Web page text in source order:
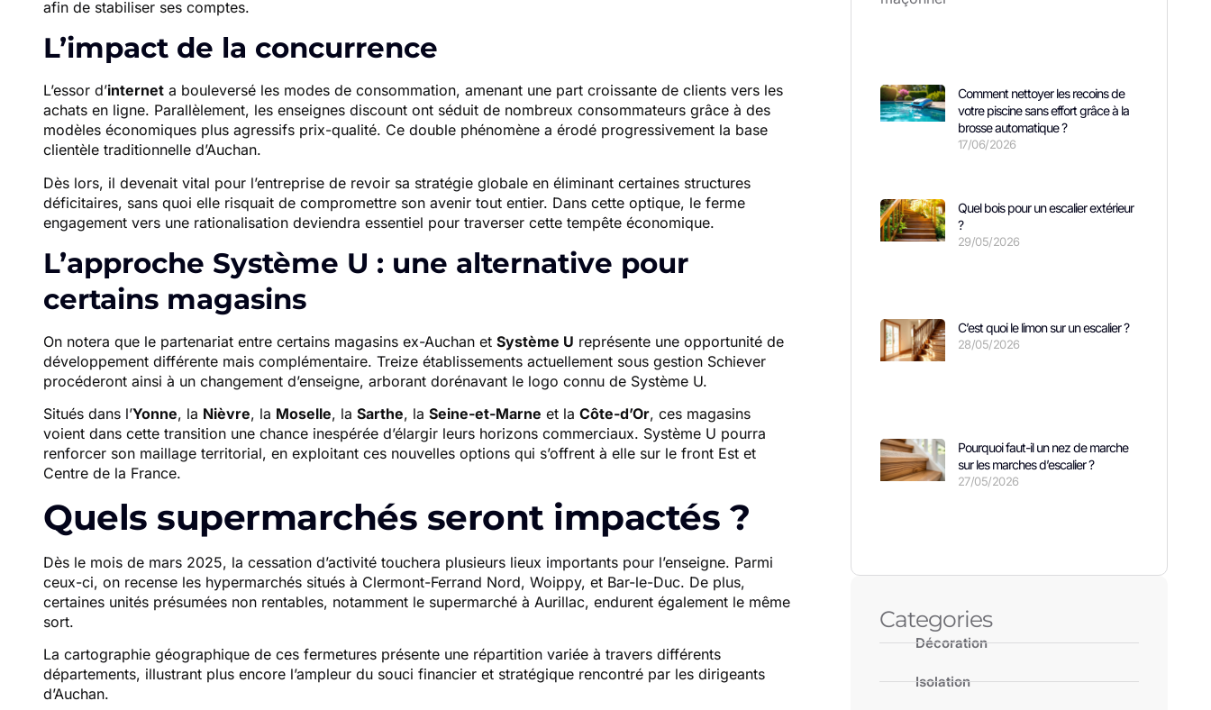
afin de stabiliser ses comptes.
L’impact de la concurrence
L’essor d’internet a bouleversé les modes de consommation, amenant une part croissante de clients vers les
achats en ligne. Parallèlement, les enseignes discount ont séduit de nombreux consommateurs grâce à des
modèles économiques plus agressifs prix-qualité. Ce double phénomène a érodé progressivement la base
clientèle traditionnelle d’Auchan.
Dès lors, il devenait vital pour l’entreprise de revoir sa stratégie globale en éliminant certaines structures
déficitaires, sans quoi elle risquait de compromettre son avenir tout entier. Dans cette optique, le ferme
engagement vers une rationalisation deviendra essentiel pour traverser cette tempête économique.
L’approche Système U : une alternative pour
certains magasins
On notera que le partenariat entre certains magasins ex-Auchan et Système U représente une opportunité de
développement différente mais complémentaire. Treize établissements actuellement sous gestion Schiever
procéderont ainsi à un changement d’enseigne, arborant dorénavant le logo connu de Système U.
Situés dans l’Yonne, la Nièvre, la Moselle, la Sarthe, la Seine-et-Marne et la Côte-d’Or, ces magasins
voient dans cette transition une chance inespérée d’élargir leurs horizons commerciaux. Système U pourra
renforcer son maillage territorial, en exploitant ces nouvelles options qui s’offrent à elle sur le front Est et
Centre de la France.
Quels supermarchés seront impactés ?
Dès le mois de mars 2025, la cessation d’activité touchera plusieurs lieux importants pour l’enseigne. Parmi
ceux-ci, on recense les hypermarchés situés à Clermont-Ferrand Nord, Woippy, et Bar-le-Duc. De plus,
certaines unités présumées non rentables, notamment le supermarché à Aurillac, endurent également le même
sort.
La cartographie géographique de ces fermetures présente une répartition variée à travers différents
départements, illustrant plus encore l’ampleur du souci financier et stratégique rencontré par les dirigeants
d’Auchan.
Comment nettoyer les recoins de
votre piscine sans effort grâce à la
brosse automatique ?
17/06/2026
Quel bois pour un escalier extérieur
?
29/05/2026
C’est quoi le limon sur un escalier ?
28/05/2026
Pourquoi faut-il un nez de marche
sur les marches d’escalier ?
27/05/2026
Categories
Décoration
Isolation